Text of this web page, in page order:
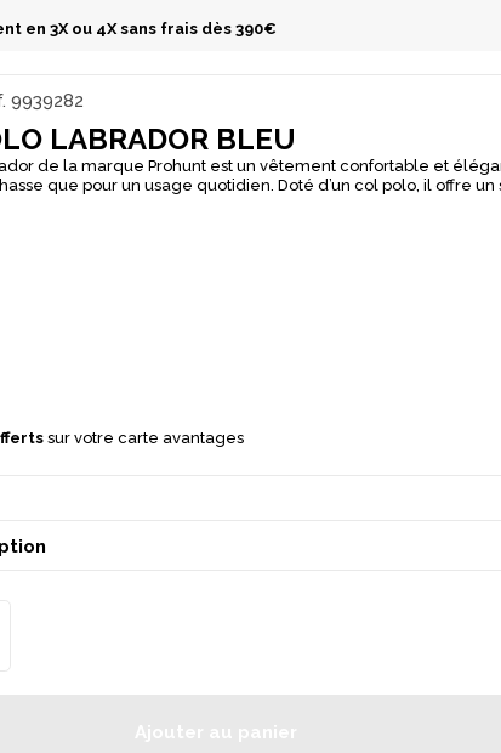
en 3X ou 4X sans frais dès 390€
9939282
LABRADOR BLEU
de la marque Prohunt est un vêtement confortable et
que pour un usage quotidien. Doté d’un col polo, il offre un
Ses coudières en velours côtelé apportent à la fois du
sur votre carte avantages